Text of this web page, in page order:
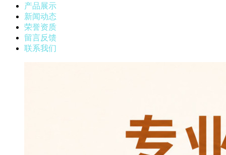
产品展示
新闻动态
荣誉资质
留言反馈
联系我们